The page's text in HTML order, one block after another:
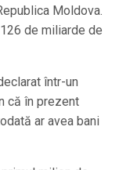
Moldova.
de miliarde de
într-un
că în prezent
ar avea bani